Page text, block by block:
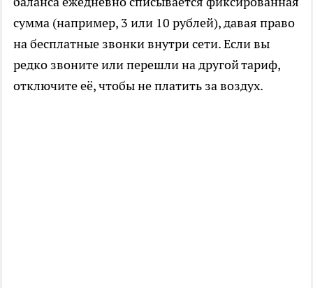
сумма (например, 3 или 10 рублей), давая право
на бесплатные звонки внутри сети. Если вы
редко звоните или перешли на другой тариф,
отключите её, чтобы не платить за воздух.